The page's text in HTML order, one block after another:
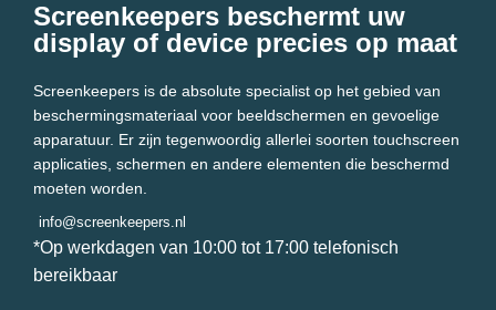
Screenkeepers beschermt uw
display of device precies op maat
Screenkeepers is de absolute specialist op het gebied van
beschermingsmateriaal voor beeldschermen en gevoelige
apparatuur. Er zijn tegenwoordig allerlei soorten touchscreen
applicaties, schermen en andere elementen die beschermd
moeten worden.
info@screenkeepers.nl
*Op werkdagen van 10:00 tot 17:00 telefonisch
bereikbaar